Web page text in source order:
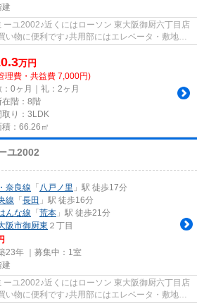
建
ーユ2002♪近くにはローソン 東大阪御厨六丁目店
物に便利です♪共用部にはエレベータ・敷地内
万円
理費・共益費 7,000円)
：0ヶ月｜礼：2ヶ月
在階：8階
取り：3LDK
積：66.26㎡
ユ2002
奈良線 「 八戸ノ里 」駅 徒歩17分
線 「長田 」駅 徒歩16分
んな線 「荒本 」駅 徒歩21分
阪市御厨東 ２丁目
23年 ｜募集中： 1室
建
ーユ2002♪近くにはローソン 東大阪御厨六丁目店
物に便利です♪共用部にはエレベータ・敷地内